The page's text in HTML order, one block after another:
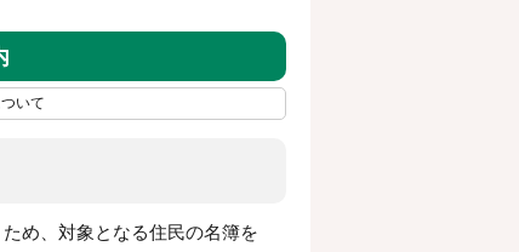
いて
め、対象となる住民の名簿を